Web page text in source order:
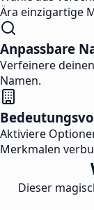
Ära einzigartige
Anpassbare
Verfeinere
Namen.
Aktiviere
Merkmalen
Dieser